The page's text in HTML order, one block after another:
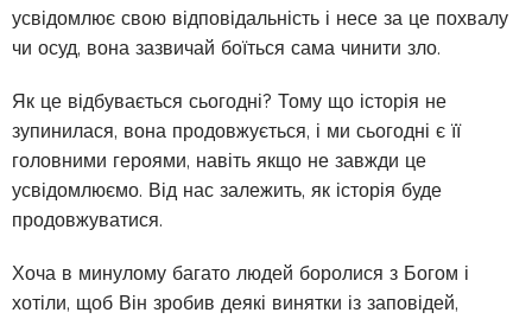
усвідомлює свою відповідальність і несе за це похвалу
чи осуд, вона зазвичай боїться сама чинити зло.
Як це відбувається сьогодні? Тому що історія не
зупинилася, вона продовжується, і ми сьогодні є її
головними героями, навіть якщо не завжди це
усвідомлюємо. Від нас залежить, як історія буде
продовжуватися.
Хоча в минулому багато людей боролися з Богом і
хотіли, щоб Він зробив деякі винятки із заповідей,